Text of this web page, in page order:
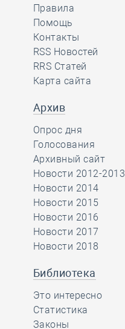
Правила
Помощь
Контакты
RSS Новостей
RRS Статей
Карта сайта
Архив
Опрос дня
Голосования
Архивный сайт
Новости 2012-2013
Новости 2014
Новости 2015
Новости 2016
Новости 2017
Новости 2018
Библиотека
Это интересно
Статистика
Законы